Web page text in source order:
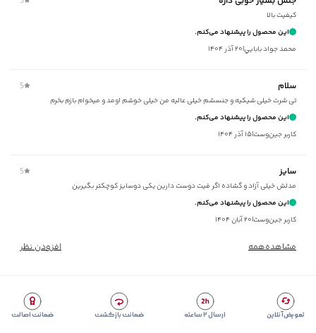
مناسب برای:بانوان
مناسب برای فصول
سایر توضیحات
:
کشباف ریز
زیر گروه
شیوه‌برش:
Comfort fit
کیفیت بالا
این محصول را پیشنهاد می‌کنم.
محمد جواد بابايي|۲۰ آذر ۱۴۰۴
سلام 5
تی شرت خیلی شیکیه‌ و جنسشم خیلی عالیه من خیلی خوشم اومد و میخوام بازم بخرم
این محصول را پیشنهاد می‌کنم.
کاربر جین‌وست|۱۵ آذر ۱۴۰۴
سایز 5
مدلش خیلی آزاد و گشاده اگر فیت دوست دارین یکی دوسایز کوچکتر بگیرین
این محصول را پیشنهاد می‌کنم.
کاربر جین‌وست|۲۰ آبان ۱۴۰۴
مشاهده‌همه افزودن نظر
تعویض آنلاین ارسال ۲ ساعته ضمانت بازگشت ضمانت اصالت